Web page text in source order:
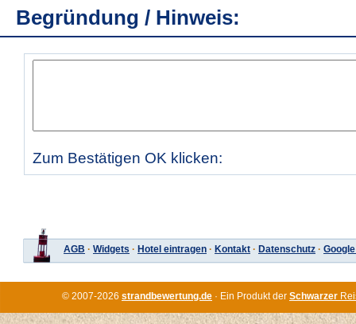
Begründung / Hinweis:
Zum Bestätigen OK klicken:
AGB · Widgets · Hotel eintragen · Kontakt · Datenschutz ·
© 2007-2026 strandbewertung.de · Ein Produkt der Schwarzer